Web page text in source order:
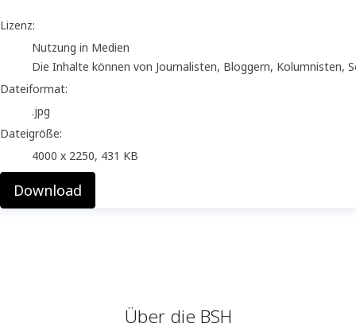
go to media item
Lizenz:
Nutzung in Medien
Die Inhalte können von Journalisten, Bloggern, Kolumnisten,
Dateiformat:
.jpg
Dateigröße:
4000 x 2250, 431 KB
Download
Über die BSH